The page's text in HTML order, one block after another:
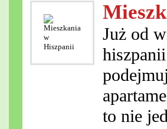
Już od
to nie